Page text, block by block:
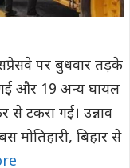
पर बुधवार तड़के
और 19 अन्य घायल
टकरा गई। उन्नाव
मोतिहारी, बिहार से